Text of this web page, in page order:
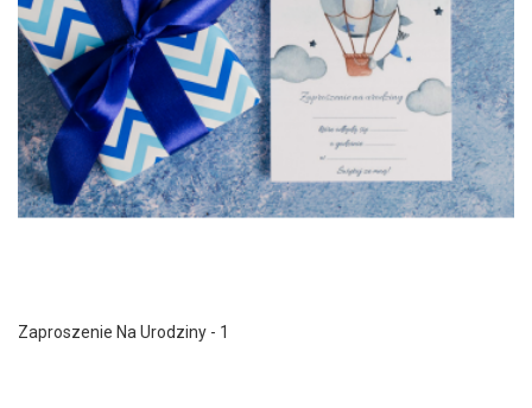
Zaproszenie Na Urodziny - 1